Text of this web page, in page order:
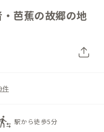
・芭蕉の故郷の地
件
transfer_within_a_station 駅から徒歩5分